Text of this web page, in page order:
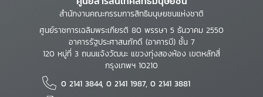
สำนักงานคณะกรรมการสิทธิมนุษยชนแห่งชาติ
ศูนย์ราชการเฉลิมพระเกียรติ 80 พรรษา 5 ธันวาคม 2550
อาคารรัฐประศาสนภักดี (อาคารบี) ชั้น 7
120 หมู่ที่ 3 ถนนแจ้งวัฒนะ แขวงทุ่งสองห้อง เขตหลักสี่
กรุงเทพฯ 10210
0 2141 3844, 0 2141 1987, 0 2141 3881